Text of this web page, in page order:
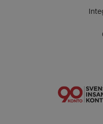
PHPSESSID